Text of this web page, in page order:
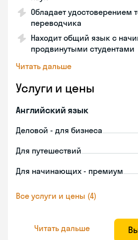
Обладает удостоверением
переводчика
Находит общий язык с
продвинутыми студентами
Читать дальше
Услуги и цены
Английский язык
Деловой - для бизнеса
Для путешествий
Для начинающих - премиум
Все услуги и цены (4)
Читать дальше